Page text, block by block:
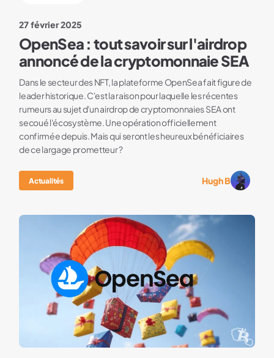
27 février 2025
OpenSea : tout savoir sur l'airdrop
annoncé de la cryptomonnaie SEA
Dans le secteur des NFT, la plateforme OpenSea fait figure de
leader historique. C'est la raison pour laquelle les récentes
rumeurs au sujet d'un airdrop de cryptomonnaies SEA ont
secoué l'écosystème. Une opération officiellement
confirmée depuis. Mais qui seront les heureux bénéficiaires
de ce largage prometteur ?
Actualités Hugh B